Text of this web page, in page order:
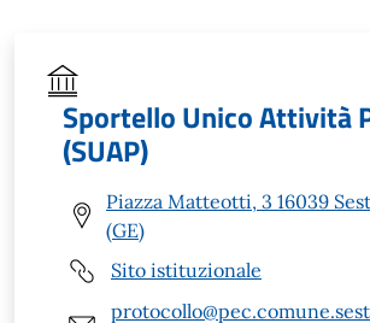
Sportello Unico Attività
(SUAP)
Piazza Matteotti, 3 16039
(GE)
Sito istituzionale